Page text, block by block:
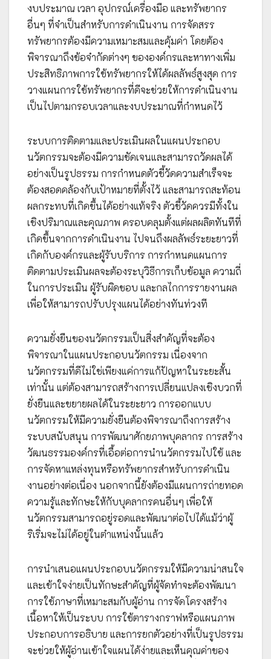
งบประมาณ เวลา อุปกรณ์เครื่องมือ และทรัพยากร
อื่นๆ ที่จำเป็นสำหรับการดำเนินงาน การจัดสรร
ทรัพยากรต้องมีความเหมาะสมและคุ้มค่า โดยต้อง
พิจารณาถึงข้อจำกัดต่างๆ ขององค์กรและหาทางเพิ่ม
ประสิทธิภาพการใช้ทรัพยากรให้ได้ผลลัพธ์สูงสุด การ
วางแผนการใช้ทรัพยากรที่ดีจะช่วยให้การดำเนินงาน
เป็นไปตามกรอบเวลาและงบประมาณที่กำหนดไว้
ระบบการติดตามและประเมินผลในแผนประกอบ
นวัตกรรมจะต้องมีความชัดเจนและสามารถวัดผลได้
อย่างเป็นรูปธรรม การกำหนดตัวชี้วัดความสำเร็จจะ
ต้องสอดคล้องกับเป้าหมายที่ตั้งไว้ และสามารถสะท้อน
ผลกระทบที่เกิดขึ้นได้อย่างแท้จริง ตัวชี้วัดควรมีทั้งใน
เชิงปริมาณและคุณภาพ ครอบคลุมตั้งแต่ผลผลิตทันทีที่
เกิดขึ้นจากการดำเนินงาน ไปจนถึงผลลัพธ์ระยะยาวที่
เกิดกับองค์กรและผู้รับบริการ การกำหนดแผนการ
ติดตามประเมินผลจะต้องระบุวิธีการเก็บข้อมูล ความถี่
ในการประเมิน ผู้รับผิดชอบ และกลไกการรายงานผล
เพื่อให้สามารถปรับปรุงแผนได้อย่างทันท่วงที
ความยั่งยืนของนวัตกรรมเป็นสิ่งสำคัญที่จะต้อง
พิจารณาในแผนประกอบนวัตกรรม เนื่องจาก
นวัตกรรมที่ดีไม่ใช่เพียงแค่การแก้ปัญหาในระยะสั้น
เท่านั้น แต่ต้องสามารถสร้างการเปลี่ยนแปลงเชิงบวกที่
ยั่งยืนและขยายผลได้ในระยะยาว การออกแบบ
นวัตกรรมให้มีความยั่งยืนต้องพิจารณาถึงการสร้าง
ระบบสนับสนุน การพัฒนาศักยภาพบุคลากร การสร้าง
วัฒนธรรมองค์กรที่เอื้อต่อการนำนวัตกรรมไปใช้ และ
การจัดหาแหล่งทุนหรือทรัพยากรสำหรับการดำเนิน
งานอย่างต่อเนื่อง นอกจากนี้ยังต้องมีแผนการถ่ายทอด
ความรู้และทักษะให้กับบุคลากรคนอื่นๆ เพื่อให้
นวัตกรรมสามารถอยู่รอดและพัฒนาต่อไปได้แม้ว่าผู้
ริเริ่มจะไม่ได้อยู่ในตำแหน่งนั้นแล้ว
การนำเสนอแผนประกอบนวัตกรรมให้มีความน่าสนใจ
และเข้าใจง่ายเป็นทักษะสำคัญที่ผู้จัดทำจะต้องพัฒนา
การใช้ภาษาที่เหมาะสมกับผู้อ่าน การจัดโครงสร้าง
เนื้อหาให้เป็นระบบ การใช้ตารางกราฟหรือแผนภาพ
ประกอบการอธิบาย และการยกตัวอย่างที่เป็นรูปธรรม
จะช่วยให้ผู้อ่านเข้าใจแผนได้ง่ายและเห็นคุณค่าของ